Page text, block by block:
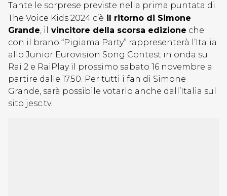
Tante le sorprese previste nella prima puntata di
The Voice Kids 2024 c’è il ritorno di Simone
Grande, il vincitore della scorsa edizione che
con il brano “Pigiama Party” rappresenterà l’Italia
allo Junior Eurovision Song Contest in onda su
Rai 2 e RaiPlay il prossimo sabato 16 novembre a
partire dalle 17.50. Per tutti i fan di Simone
Grande, sarà possibile votarlo anche dall’Italia sul
sito jesc.tv.